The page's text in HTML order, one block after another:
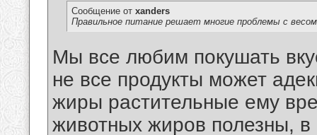
Сообщение от xanders
Правильное питание решает многие проблемы с
Мы все любим покушать
не все продукты может
жиры растительные ему
животных жиров полезны, в